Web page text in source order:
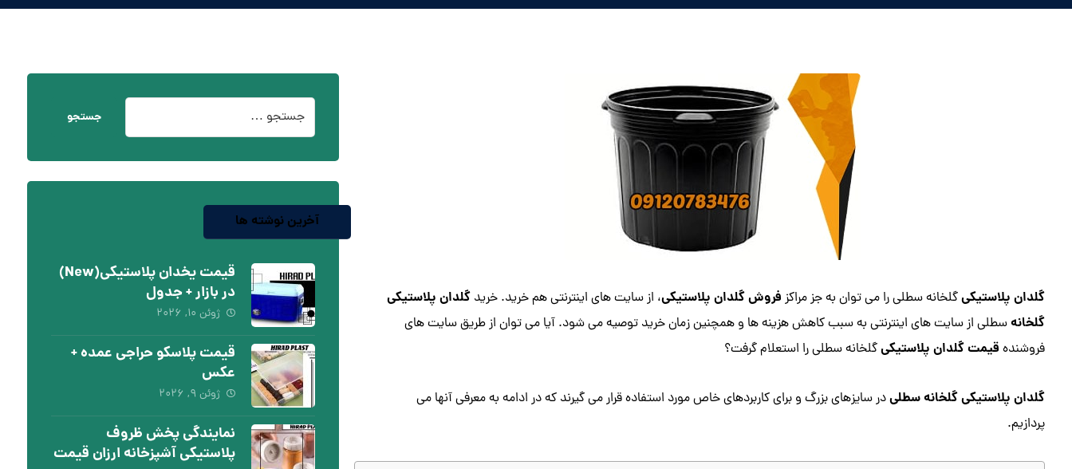
گلدان پلاستیکیگلخانه سطلی را می توان به جز مراکزفروش گلدان پلاستیکی، از سایت های اینترنتی هم خرید. خرید گلدان پلاستیکی
گلخانهسطلی از سایت های اینترنتی به سبب کاهش هزینه ها و همچنین زمان خرید توصیه می شود. آیا می توان از طریق سایت های
فروشنده قیمت گلدان پلاستیکیگلخانه سطلی را استعلام گرفت؟
گلدان پلاستیکی گلخانه سطلیدر سایزهای بزرگ و برای کاربردهای خاص مورد استفاده قرار می گیرند که در ادامه به معرفی آنها می
پردازیم.
جستجو
آخرین نوشته ها
قیمت یخدان پلاستیکی(New)
در بازار + جدول
ژوئن ۱۰, ۲۰۲۶
قیمت پلاسکو حراجی عمده +
عکس
ژوئن ۹, ۲۰۲۶
نمایندگی پخش ظروف
پلاستیکی آشپزخانه ارزان قیمت